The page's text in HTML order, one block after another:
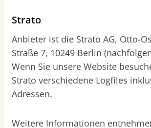
Strato
Anbieter ist die Strato AG, Otto-
Straße 7, 10249 Berlin
Wenn Sie unsere Website
Strato verschiedene Logfiles
Adressen.
Weitere Informationen